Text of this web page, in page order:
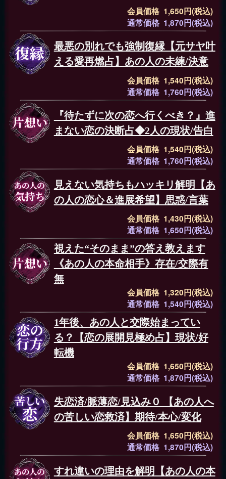
会員価格 1,650円(税込)
通常価格 1,870円(税込)
最悪の別れでも強制復縁【元サヤ叶
える愛再燃占】あの人の未練/決意
会員価格 1,540円(税込)
通常価格 1,760円(税込)
『待たずに次の恋へ行くべき？』進
まない恋の決断占◆2人の現状/告白
会員価格 1,540円(税込)
通常価格 1,760円(税込)
見えない気持ちもハッキリ解明【あ
の人の恋心＆進展希望】思惑/言葉
会員価格 1,430円(税込)
通常価格 1,650円(税込)
視えた“そのまま”の答え教えます
《あの人の本命相手》存在/交際有
無
会員価格 1,320円(税込)
通常価格 1,540円(税込)
1年後、あの人と交際始まってい
る？【恋の展開見極め占】現状/好
転機
会員価格 1,650円(税込)
通常価格 1,870円(税込)
失恋済/脈薄恋/見込み０ 【あの人へ
の苦しい恋救済】期待/本心/変化
会員価格 1,650円(税込)
通常価格 1,870円(税込)
すれ違いの理由を解明【あの人の本